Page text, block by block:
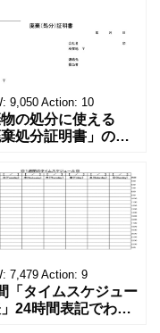
9,050 Action: 10
の処分に使える
棄処分証明書」の無
ーの代理店、回収業
すすめ！(Excel・
・PDF)正しく廃棄
ことを証明する書
棄処分証明書」の
プレートです。 量販
電メーカーの代理
収
7,479 Action: 9
「タイムスケジュー
24時間表記でわか